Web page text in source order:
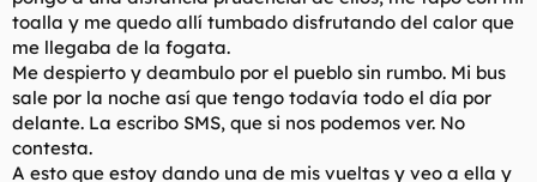
toalla y me quedo allí tumbado disfrutando del calor que
me llegaba de la fogata.
Me despierto y deambulo por el pueblo sin rumbo. Mi bus
sale por la noche así que tengo todavía todo el día por
delante. La escribo SMS, que si nos podemos ver. No
contesta.
A esto que estoy dando una de mis vueltas y veo a ella y